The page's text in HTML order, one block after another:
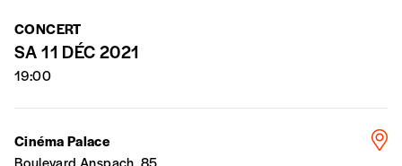
CONNEXION
par l’acheteur d’un bien ou d’un service, qui
peut être une manière pour lui de payer le prix
solidarité, nous vous proposons d’estimer
vous-mêmes le coût de notre publication.
CONCERT
SA 11 DÉC 2021
19:00
Cinéma Palace